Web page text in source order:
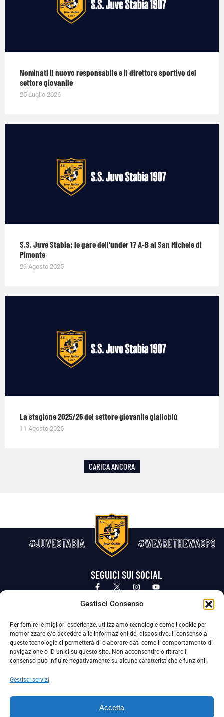
Gestisci Consenso
Per fornire le migliori esperienze, utilizziamo tecnologie come i cookie per
memorizzare e/o accedere alle informazioni del dispositivo. Il consenso a
queste tecnologie ci permetterà di elaborare dati come il comportamento di
navigazione o ID unici su questo sito. Non acconsentire o ritirare il
consenso può influire negativamente su alcune caratteristiche e funzioni.
Gestisci servizi
Accetta
Nominati il nuovo responsabile e il direttore sportivo del
settore giovanile
25 Luglio 2026
S.S. Juve Stabia: le gare dell’under 17 A-B al San Michele di
Pimonte
29 Agosto 2025
La stagione 2025/26 del settore giovanile gialloblù
11 Agosto 2025
CARICA ANCORA
#JUVESTABIA #WEARETHEWASPS
SEGUICI SUI SOCIAL
Privacy Policy Cookie Policy
La Società ha nominato il Responsabile della Protezione dei Dati Personali (DPO), figura specializzata che vigila sulle modalità
adottate dalla nostra Società per tutelare i Suoi dati personali.
Per contattare il DPO può scrivere a